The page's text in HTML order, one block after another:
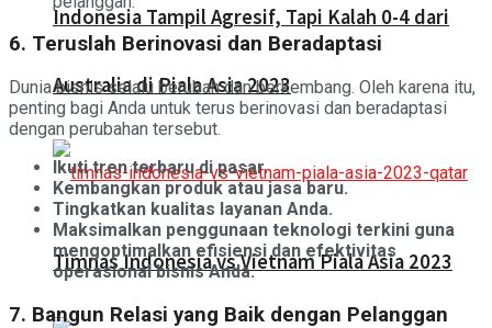
Indonesia Tampil Agresif, Tapi Kalah 0-4 dari
Australia di Piala Asia 2023
Timnas Indonesia vs Vietnam Piala Asia 2023
6. Teruslah Berinovasi dan Beradaptasi
Dunia bisnis selalu berubah dan berkembang. Oleh karena itu,
penting bagi Anda untuk terus berinovasi dan beradaptasi
dengan perubahan tersebut.
Ikuti tren terbaru di pasar.
Kembangkan produk atau jasa baru.
Tingkatkan kualitas layanan Anda.
Maksimalkan penggunaan teknologi terkini guna
mengoptimalkan efisiensi dan efektivitas
operasional bisnis Anda.
7. Bangun Relasi yang Baik dengan Pelanggan